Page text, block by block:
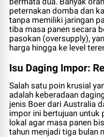
peternakan domba dan
tanpa memiliki jaringan
tiba masa panen secara
pasokan (oversupply),
harga hingga ke level
Isu Daging Impor:
Salah satu poin krusial
adalah keberadaan
jenis Boer dari Australia
impor ini bertujuan untuk
lokal agar masa panen
tahun menjadi tiga bulan